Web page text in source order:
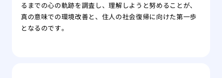
るまでの心の軌跡を調査し、理解しようと努めることが、
真の意味での環境改善と、住人の社会復帰に向けた第一歩
となるのです。